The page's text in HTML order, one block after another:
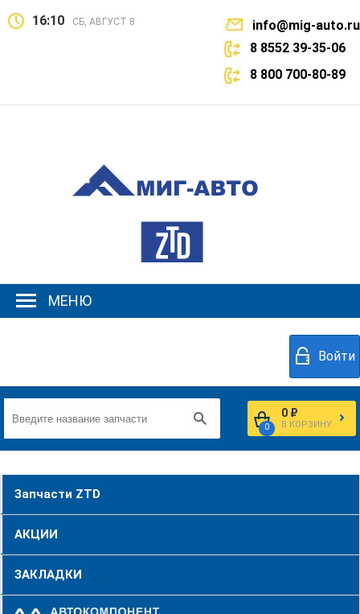
16:10 СБ, АВГУСТ 8
info@mig-auto.ru
8 8552 39-35-06
8 800 700-80-89
МЕНЮ
Войти
0
0 ₽
В КОРЗИНУ
Запчасти ZTD
АКЦИИ
ЗАКЛАДКИ